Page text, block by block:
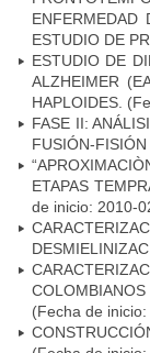
ENFERMEDAD
ESTUDIO DE
ESTUDIO DE
ALZHEIMER
HAPLOIDES.
FASE II:
FUSIÓN-
ETAPAS
de inicio: 2010-
(Fecha de